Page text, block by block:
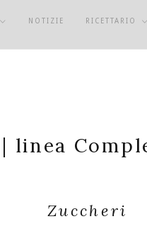
NOTIZIE RICETTARIO
| linea
Zuccheri